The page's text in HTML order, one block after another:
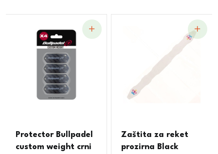
Protector Bullpadel
custom weight crni
Zaštita za reket
prozirna Black